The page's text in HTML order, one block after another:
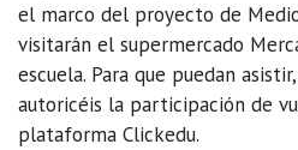
educativas
Escolares
el marco del proyecto de
visitarán el supermercado
escuela. Para que puedan
autoricéis la participación de
plataforma Clickedu.